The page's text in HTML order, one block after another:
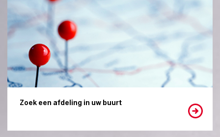
Zoek een afdeling in uw buurt